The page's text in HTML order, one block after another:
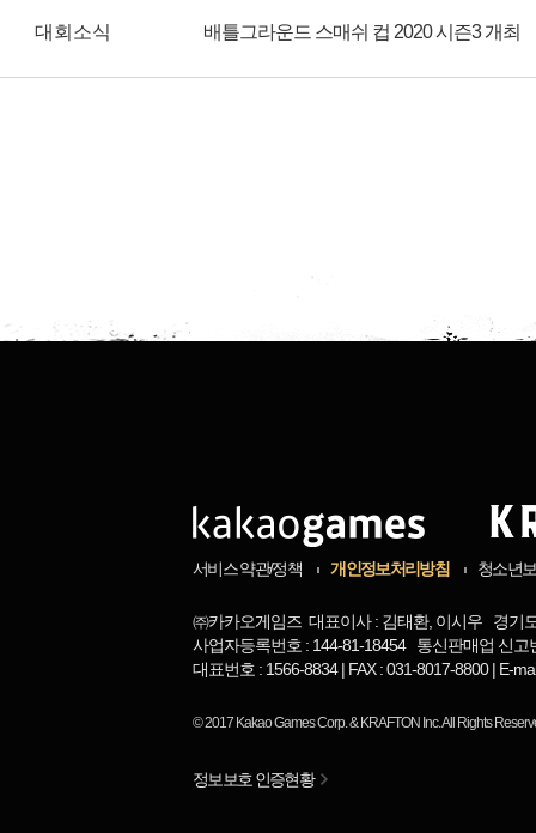
대회소식 배틀그라운드 스매쉬 컵 2020 시즌3 개최
서비스 약관/정책 개인정보처리방침 청소년
㈜카카오게임즈 대표이사 : 김태환, 이시우 경기
사업자등록번호 : 144-81-18454 통신판매업 신고
대표번호 : 1566-8834 | FAX : 031-8017-8800 | E-
© 2017 Kakao Games Corp.& KRAFTON Inc.All Rights
정보보호 인증현황